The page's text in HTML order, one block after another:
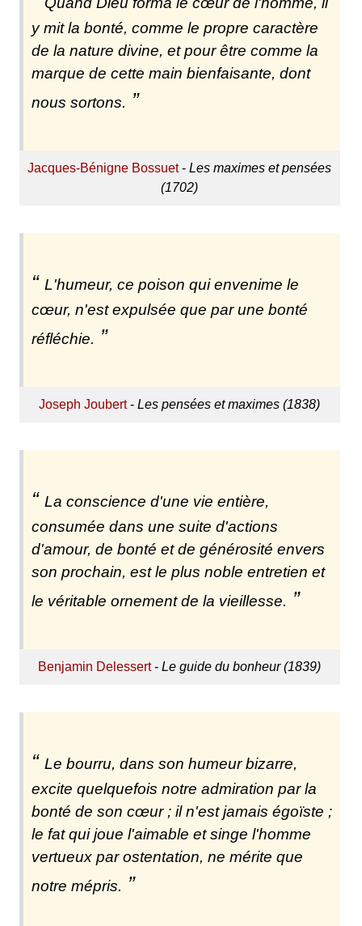
y mit la bonté, comme le propre caractère
de la nature divine, et pour être comme la
marque de cette main bienfaisante, dont
nous sortons.
Jacques-Bénigne Bossuet-Les maximes et pensées
(1702)
L'humeur, ce poison qui envenime le
cœur, n'est expulsée que par une bonté
réfléchie.
Joseph Joubert-Les pensées et maximes (1838)
La conscience d'une vie entière,
consumée dans une suite d'actions
d'amour, de bonté et de générosité envers
son prochain, est le plus noble entretien et
le véritable ornement de la vieillesse.
Benjamin Delessert-Le guide du bonheur (1839)
Le bourru, dans son humeur bizarre,
excite quelquefois notre admiration par la
bonté de son cœur ; il n'est jamais égoïste ;
le fat qui joue l'aimable et singe l'homme
vertueux par ostentation, ne mérite que
notre mépris.